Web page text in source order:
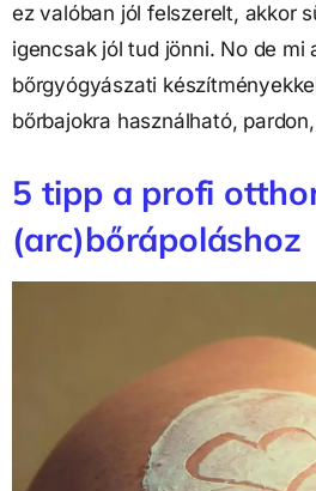
ez valóban jól felszerelt, akkor
igencsak jól tud jönni. No de mi
bőrgyógyászati
bőrbajokra használható,
5 tipp a profi
(arc)bőrápoláshoz